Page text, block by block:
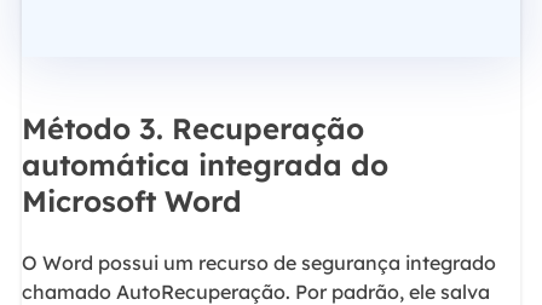
Método 3. Recuperação
automática integrada do
Microsoft Word
O Word possui um recurso de segurança integrado
chamado AutoRecuperação. Por padrão, ele salva